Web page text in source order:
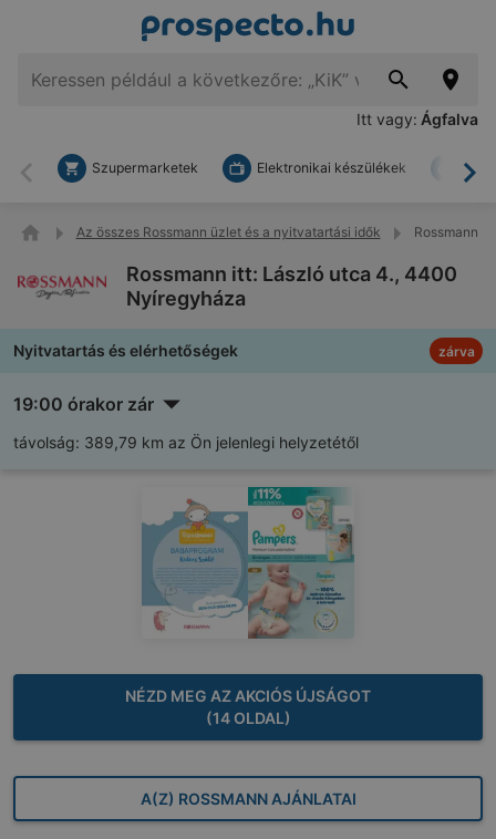
Itt vagy: Ágfalva
Vissza
Szupermarketek Elektronikai készülékek
Az összes Rossmann üzlet és a nyitvatartási idők Rossmann
Rossmann itt: László utca 4., 4400
Nyíregyháza
Nyitvatartás és elérhetőségek zárva
19:00 órakor zár
távolság: 389,79 km az Ön jelenlegi helyzetétől
NÉZD MEG AZ AKCIÓS ÚJSÁGOT
(14 OLDAL)
A(Z) ROSSMANN AJÁNLATAI